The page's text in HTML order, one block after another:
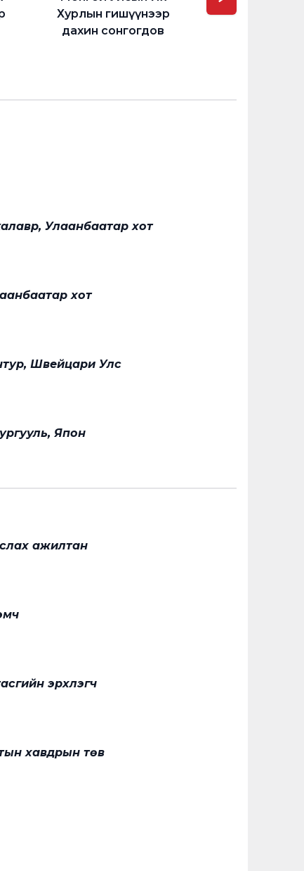
Хурлын гишүүнээр
дахин сонгогдов
газрын
Улаанбаатар хот
хот
Швейцари Улс
Япон
ажилтан
эрхлэгч
хавдрын төв